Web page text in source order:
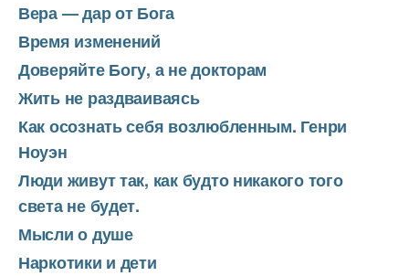
Вера — дар от Бога
Время изменений
Доверяйте Богу, а не докторам
Жить не раздваиваясь
Как осознать себя возлюбленным. Генри
Ноуэн
Люди живут так, как будто никакого того
света не будет.
Мысли о душе
Наркотики и дети